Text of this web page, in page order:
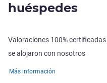
huéspedes
Valoraciones 100%
se alojaron con nosotros
Más información